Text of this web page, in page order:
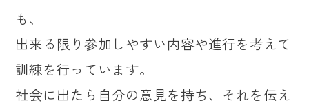
も、
出来る限り参加しやすい内容や進行を考えて
訓練を行っています。
社会に出たら自分の意見を持ち、それを伝え